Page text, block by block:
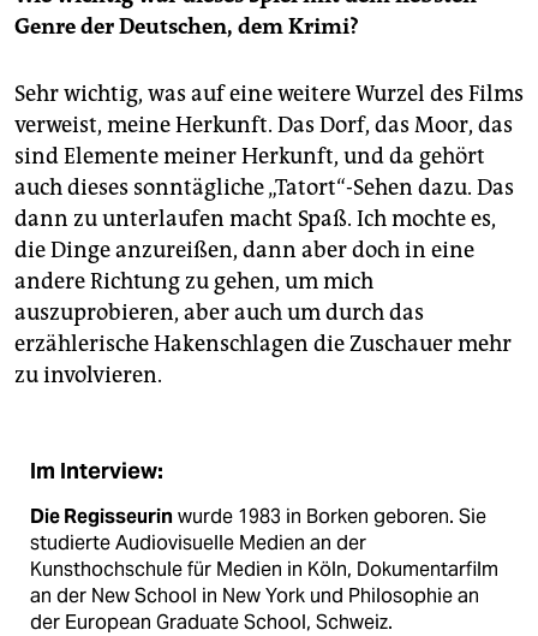
Genre der Deutschen, dem Krimi?
Sehr wichtig, was auf eine weitere Wurzel des Films
verweist, meine Herkunft. Das Dorf, das Moor, das
sind Elemente meiner Herkunft, und da gehört
auch dieses sonntägliche „Tatort“-Sehen dazu. Das
dann zu unterlaufen macht Spaß. Ich mochte es,
die Dinge anzureißen, dann aber doch in eine
andere Richtung zu gehen, um mich
auszuprobieren, aber auch um durch das
erzählerische Hakenschlagen die Zuschauer mehr
zu involvieren.
Im Interview:
Die Regisseurinwurde 1983 in Borken geboren. Sie
studierte Audiovisuelle Medien an der
Kunsthochschule für Medien in Köln, Dokumentarfilm
an der New School in New York und Philosophie an
der European Graduate School, Schweiz.